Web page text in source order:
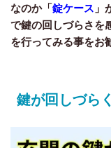
なのか「錠ケース 」
で鍵の回しづらさを
を行ってみる事をお
鍵が回しづら